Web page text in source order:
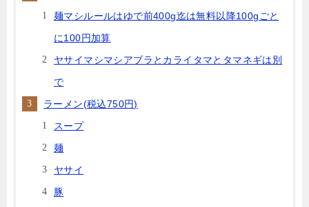
麺マシルールはゆで前400g迄は無料以降100gごと
に100円加算
ヤサイマシマシアブラとカライタマとタマネギは別
で
ラーメン(税込750円)
スープ
麺
ヤサイ
豚